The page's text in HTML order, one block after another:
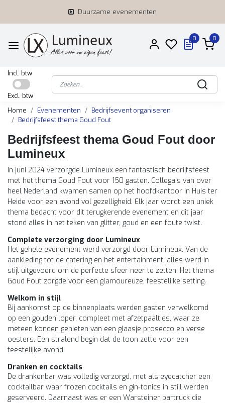
Duurzame evenementen
0 0
Incl. btw
Excl. btw
Home
Evenementen
Bedrijfsevent organiseren
Bedrijfsfeest thema Goud Fout
Bedrijfsfeest thema Goud Fout door
Lumineux
In juni 2024 verzorgde Lumineux een fantastisch bedrijfsfeest
met het thema Goud Fout voor 150 gasten. Collega’s van over
heel Nederland kwamen samen op het hoofdkantoor in Huis ter
Heide voor een avond vol gezelligheid. Elk jaar wordt een uniek
thema bedacht voor dit terugkerende evenement en dit jaar
stond alles in het teken van glitter, goud en een foute twist.
Complete verzorging door Lumineux
Het gehele evenement werd verzorgd door Lumineux. Van de
aankleding tot de catering en het entertainment, alles werd in
stijl uitgevoerd om de perfecte sfeer neer te zetten. Het thema
Goud Fout zorgde voor een glamoureuze, feestelijke setting.
Welkom in stijl
Bij aankomst op de binnenplaats werden gasten verwelkomd
op een gouden loper, compleet met afzetpaaltjes, waar ze
meteen konden genieten van een glaasje prosecco en verse
oesters. Een stralend begin dat de toon zette voor een
feestelijke avond!
Dranken en cocktails
De drankenbar was volledig verzorgd, met als eyecatcher een
cocktailbar waar frozen cocktails en gin-tonics in stijl werden
geserveerd. Daarnaast was er een Warsteiner bartruck die